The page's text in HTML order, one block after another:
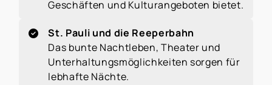
Geschäften und Kulturangeboten bietet.
St. Pauli und die Reeperbahn
Das bunte Nachtleben, Theater und
Unterhaltungsmöglichkeiten sorgen für
lebhafte Nächte.